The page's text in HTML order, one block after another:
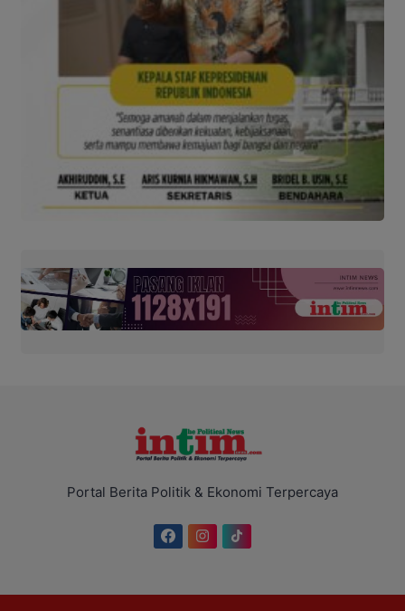
Portal Berita Politik & Ekonomi Terpercaya